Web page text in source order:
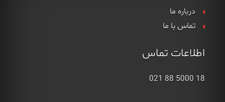
درباره ما
تماس با ما
اطلاعات تماس
18 5000 88 021